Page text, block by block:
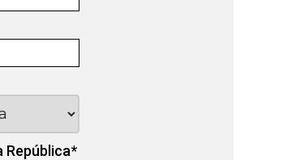
República*